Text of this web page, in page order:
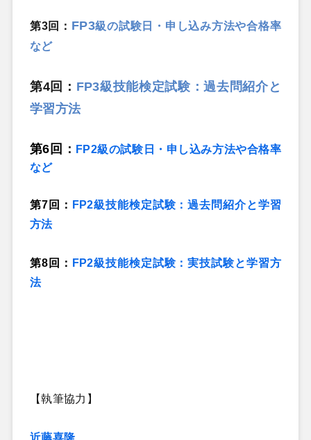
第3回 ： FP3級の試験日・申し込み方法や合格率
など
第4回： FP3級技能検定試験：過去問紹介と
学習方法
第6回 ： FP2級の試験日・申し込み方法や合格率
など
第7回： FP2級技能検定試験：過去問紹介と学習
方法
第8回： FP2級技能検定試験：実技試験と学習方
法
【執筆協力】